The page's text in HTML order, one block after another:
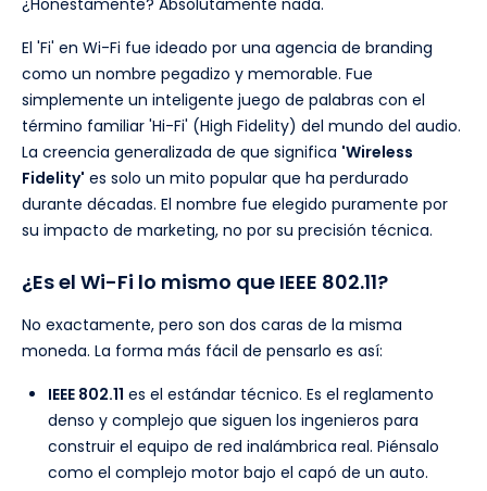
¿Honestamente? Absolutamente nada.
El 'Fi' en Wi-Fi fue ideado por una agencia de branding
como un nombre pegadizo y memorable. Fue
simplemente un inteligente juego de palabras con el
término familiar 'Hi-Fi' (High Fidelity) del mundo del audio.
La creencia generalizada de que significa 'Wireless
Fidelity' es solo un mito popular que ha perdurado
durante décadas. El nombre fue elegido puramente por
su impacto de marketing, no por su precisión técnica.
¿Es el Wi-Fi lo mismo que IEEE 802.11?
No exactamente, pero son dos caras de la misma
moneda. La forma más fácil de pensarlo es así:
IEEE 802.11 es el estándar técnico. Es el reglamento
denso y complejo que siguen los ingenieros para
construir el equipo de red inalámbrica real. Piénsalo
como el complejo motor bajo el capó de un auto.